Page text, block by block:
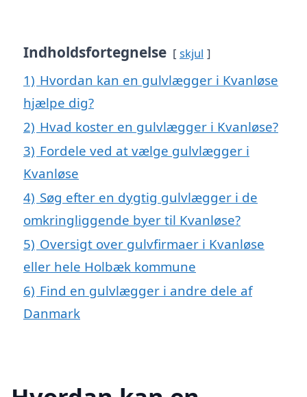
Indholdsfortegnelse skjul
1) Hvordan kan en gulvlægger i Kvanløse
hjælpe dig?
2) Hvad koster en gulvlægger i Kvanløse?
3) Fordele ved at vælge gulvlægger i
Kvanløse
4) Søg efter en dygtig gulvlægger i de
omkringliggende byer til Kvanløse?
5) Oversigt over gulvfirmaer i Kvanløse
eller hele Holbæk kommune
6) Find en gulvlægger i andre dele af
Danmark